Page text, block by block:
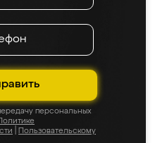
персональных
Пользовательскому